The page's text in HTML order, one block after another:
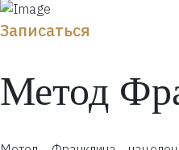
Записаться
Метод